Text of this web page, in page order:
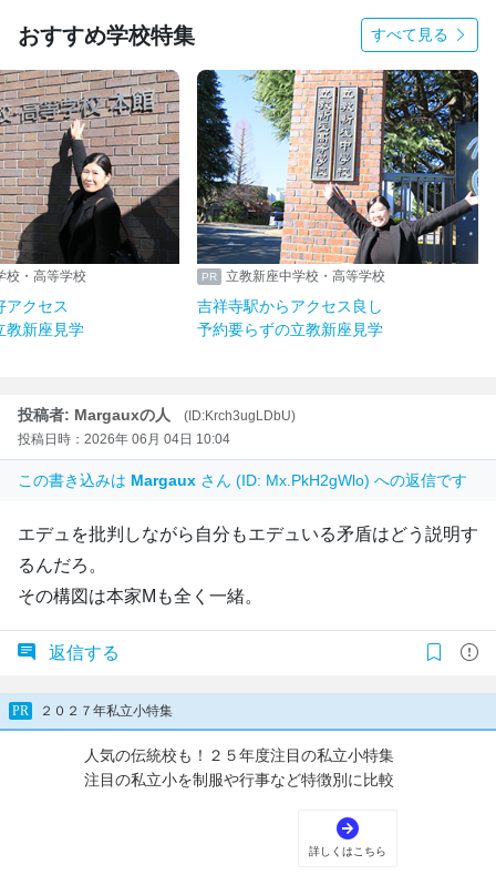
おすすめ学校特集 すべて見る
校・高等学校
アクセス
教新座見学
立教新座中学校・高等学校
吉祥寺駅からアクセス良し
予約要らずの立教新座見学
投稿者: Margauxの人
(ID:Krch3ugLDbU)
投稿日時：2026年 06月 04日 10:04
この書き込みは Margaux さん (ID: Mx.PkH2gWlo) への返信です
エデュを批判しながら自分もエデュいる矛盾はどう説明す
るんだろ。
その構図は本家Mも全く一緒。
返信する